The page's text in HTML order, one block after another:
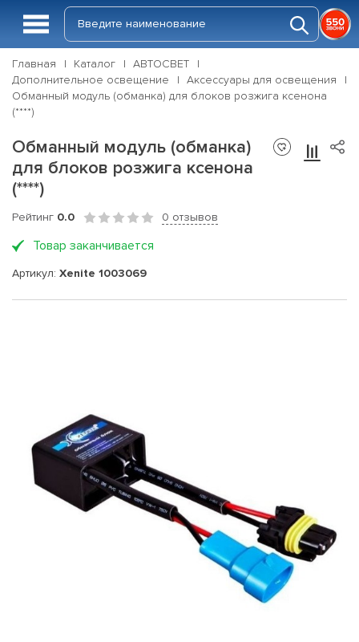
Главная Каталог
АВТОСВЕТ
Дополнительное освещение
Аксессуары для освещения
Обманный модуль (обманка) для блоков розжига ксенона
(****)
Обманный модуль (обманка)
для блоков розжига ксенона
(****)
Рейтинг 0.0 0 отзывов
Товар заканчивается
Артикул: Xenite 1003069